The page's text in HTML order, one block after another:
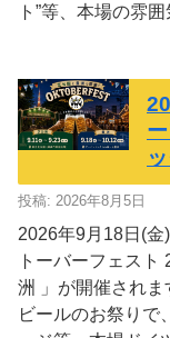
ト”等、本場の雰
投稿: 2026年8月5日
2026年9月18日(金
トーバーフェス
洲 」が開催され
ビールのお祭りで